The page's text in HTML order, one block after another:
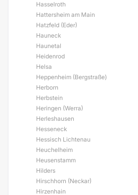
Hasselroth
Hattersheim am Main
Hatzfeld (Eder)
Hauneck
Haunetal
Heidenrod
Helsa
Heppenheim (Bergstraße)
Herborn
Herbstein
Heringen (Werra)
Herleshausen
Hesseneck
Hessisch Lichtenau
Heuchelheim
Heusenstamm
Hilders
Hirschhorn (Neckar)
Hirzenhain